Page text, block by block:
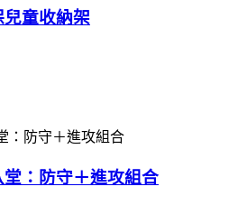
兒童收納架
堂：防守＋進攻組合